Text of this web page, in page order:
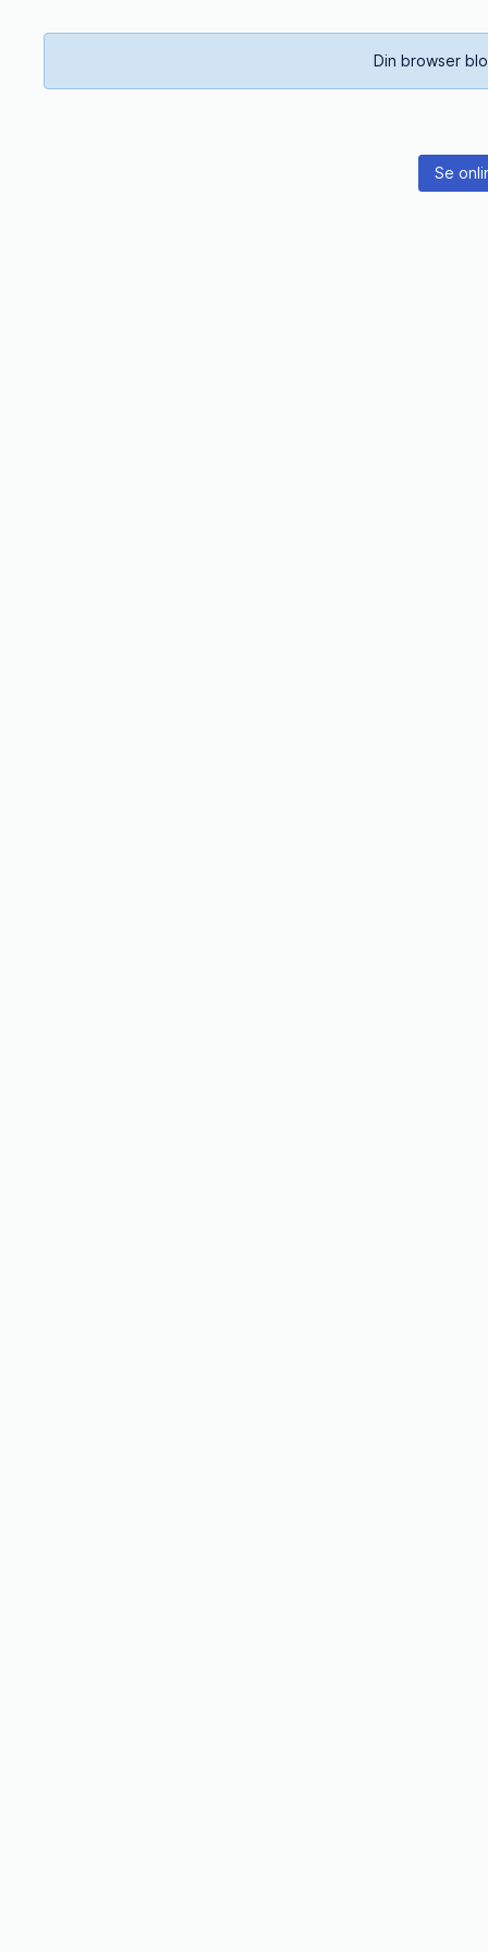
Din browser
Se